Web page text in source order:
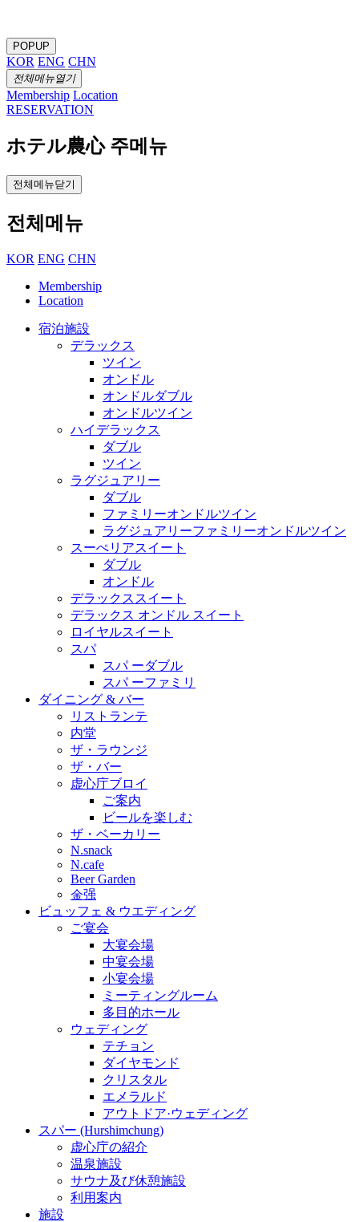
POPUP
KOR ENG CHN
전체메뉴열기
Membership Location
RESERVATION
ホテル農心 주메뉴
전체메뉴닫기
전체메뉴
KOR ENG CHN
Membership
Location
宿泊施設
デラックス
ツイン
オンドル
オンドルダブル
オンドルツイン
ハイデラックス
ダブル
ツイン
ラグジュアリー
ダブル
ファミリーオンドルツイン
ラグジュアリーファミリーオンドルツイン
スーぺリアスイート
ダブル
オンドル
デラックススイート
デラックス オンドル スイート
ロイヤルスイート
スパ
スパ ーダブル
スパ ーファミリ
ダイニング & バー
リストランテ
内堂
ザ・ラウンジ
ザ・バー
虚心庁ブロイ
ご案内
ビールを楽しむ
ザ・ベーカリー
N.snack
N.cafe
Beer Garden
金强
ビュッフェ & ウエディング
ご宴会
大宴会場
中宴会場
小宴会場
ミーティングルーム
多目的ホール
ウェディング
テチョン
ダイヤモンド
クリスタル
エメラルド
アウトドア·ウェディング
スパー (Hurshimchung)
虚心庁の紹介
温泉施設
サウナ及び休憩施設
利用案内
施設